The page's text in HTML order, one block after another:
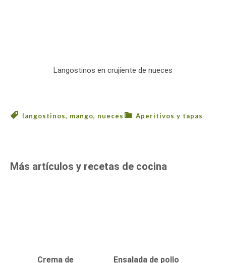
Langostinos en crujiente de nueces
Aperitivos y tapas
langostinos, mango, nueces
Más artículos y recetas de cocina
Crema de Ensalada de pollo